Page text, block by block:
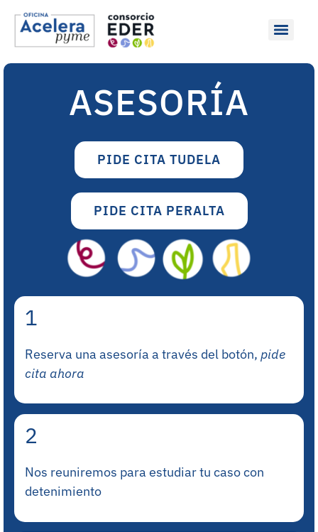
ASESORÍA
PIDE CITA TUDELA
PIDE CITA PERALTA
1
Reserva una asesoría a través del botón, pide
cita ahora
2
Nos reuniremos para estudiar tu caso con
detenimiento